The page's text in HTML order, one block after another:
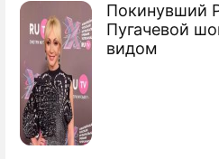
Покинувший
Пугачевой
видом